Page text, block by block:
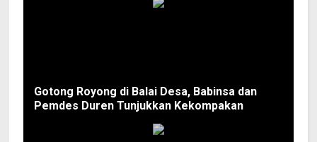
Gotong Royong di Balai Desa, Babinsa dan
Pemdes Duren Tunjukkan Kekompakan